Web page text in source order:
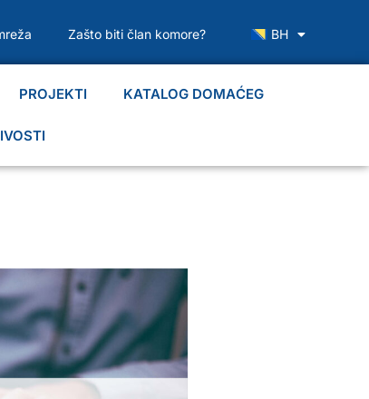
Zašto biti član komore? BH
PROJEKTI KATALOG DOMAĆEG